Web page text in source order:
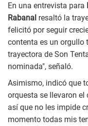
En una entrevista para
Rabanal resaltó la
felicitó por seguir
contenta es un orgullo
trayectora de Son
nominada", señaló.
Asimismo, indicó que
orquesta se llevaron
así que no les impide
momento todas mis